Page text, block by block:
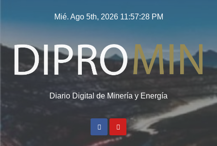
Mié. Ago 5th, 2026 11:57:29 PM
Diario Digital de Minería y Energía